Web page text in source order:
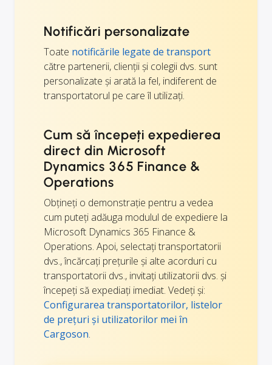
Notificări personalizate
Toate notificările legate de transport
către partenerii, clienții și colegii dvs. sunt
personalizate și arată la fel, indiferent de
transportatorul pe care îl utilizați.
Cum să începeți expedierea
direct din Microsoft
Dynamics 365 Finance &
Operations
Obțineți o demonstrație pentru a vedea
cum puteți adăuga modulul de expediere la
Microsoft Dynamics 365 Finance &
Operations. Apoi, selectați transportatorii
dvs., încărcați prețurile și alte acorduri cu
transportatorii dvs., invitați utilizatorii dvs. și
începeți să expediați imediat. Vedeți și:
Configurarea transportatorilor, listelor
de prețuri și utilizatorilor mei în
Cargoson.